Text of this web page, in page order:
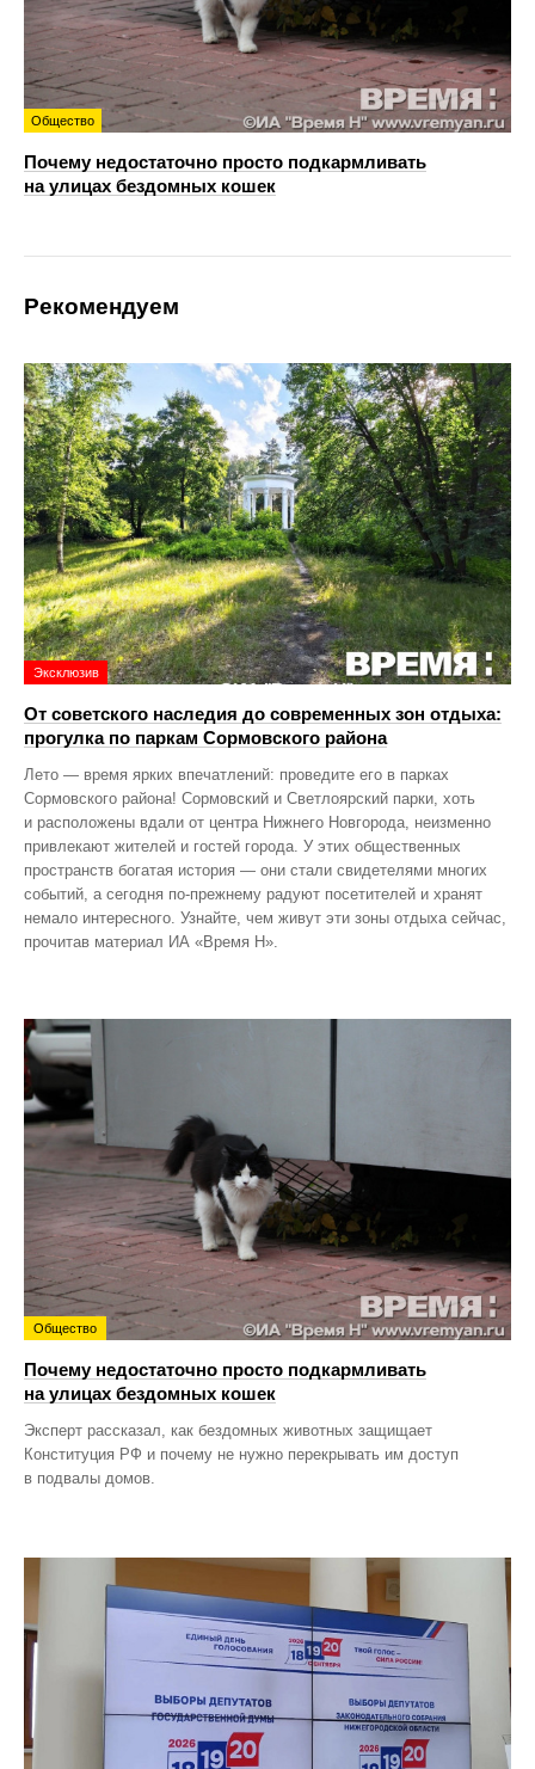
Общество
Почему недостаточно просто подкармливать
на улицах бездомных кошек
Рекомендуем
Эксклюзив
От советского наследия до современных зон отдыха:
прогулка по паркам Сормовского района
Лето — время ярких впечатлений: проведите его в парках
Сормовского района! Сормовский и Светлоярский парки, хоть
и расположены вдали от центра Нижнего Новгорода, неизменно
привлекают жителей и гостей города. У этих общественных
пространств богатая история — они стали свидетелями многих
событий, а сегодня по‑прежнему радуют посетителей и хранят
немало интересного. Узнайте, чем живут эти зоны отдыха сейчас,
прочитав материал ИА «Время Н».
Общество
Почему недостаточно просто подкармливать
на улицах бездомных кошек
Эксперт рассказал, как бездомных животных защищает
Конституция РФ и почему не нужно перекрывать им доступ
в подвалы домов.